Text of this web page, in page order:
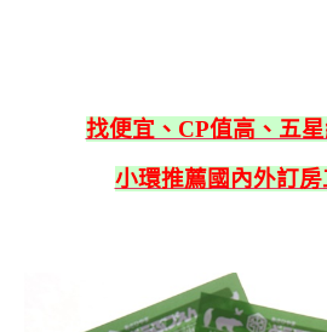
找便宜、CP值高、五
小環推薦國內外訂